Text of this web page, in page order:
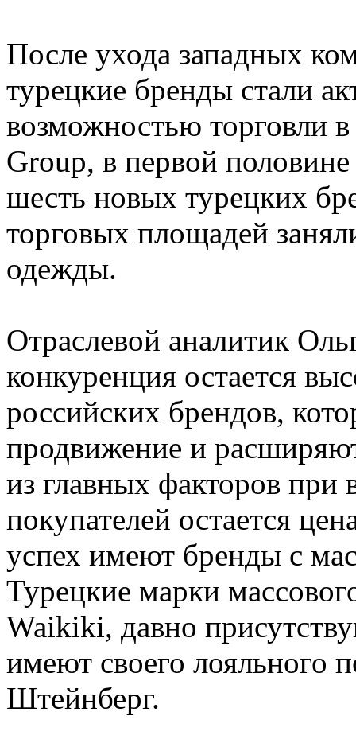
После ухода западных
турецкие бренды стали
возможностью торговли
Group, в первой
шесть новых турецких
торговых площадей
одежды.
Отраслевой аналитик
конкуренция остается
российских брендов,
продвижение и
из главных факторов
покупателей остается
успех имеют бренды с
Турецкие марки
Waikiki, давно
имеют своего лояльного
Штейнберг.